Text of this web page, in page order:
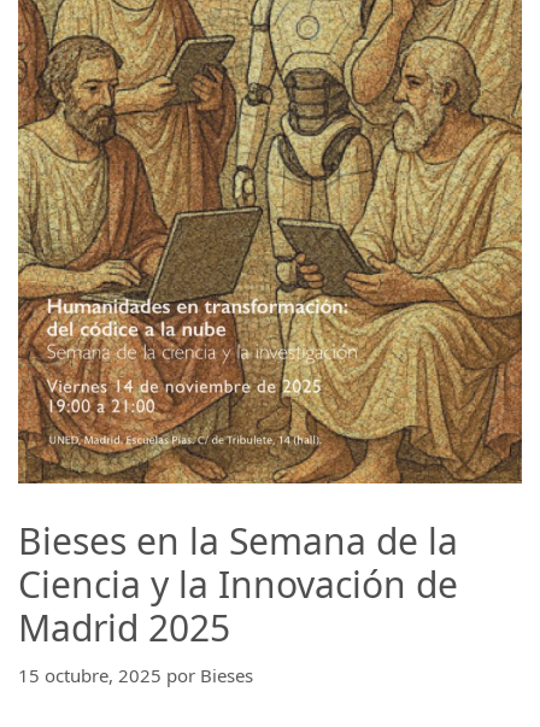
Bieses en la Semana de la
Ciencia y la Innovación de
Madrid 2025
15 octubre, 2025 por Bieses